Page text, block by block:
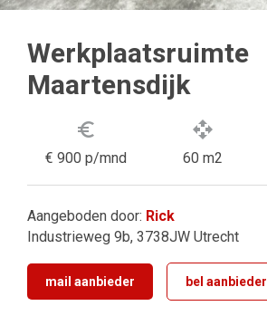
Werkplaatsruimte
Maartensdijk
euro_symbol
€ 900 p/mnd
open_with
60 m2
Aangeboden door: Rick
Industrieweg 9b, 3738JW Utrecht
mail aanbieder bel aanbieder